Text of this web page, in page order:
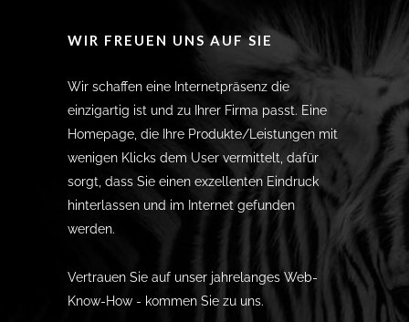
WIR FREUEN UNS AUF SIE
Wir schaffen eine Internetpräsenz die
einzigartig ist und zu Ihrer Firma passt. Eine
Homepage, die Ihre Produkte/Leistungen mit
wenigen Klicks dem User vermittelt, dafür
sorgt, dass Sie einen exzellenten Eindruck
hinterlassen und im Internet gefunden
werden.
Vertrauen Sie auf unser jahrelanges Web-
Know-How - kommen Sie zu uns.